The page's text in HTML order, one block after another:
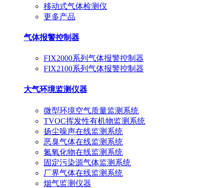
移动式气体检测仪
更多产品
气体报警控制器
FIX2000系列气体报警控制器
FIX2100系列气体报警控制器
大气环境监测仪器
微型环境空气质量监测系统
TVOC挥发性有机物监测系统
扬尘噪声在线监测系统
恶臭气体在线监测系统
氮氧化物在线监测系统
固定污染源气体监测系统
厂界气体在线监测系统
烟气监测仪器